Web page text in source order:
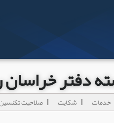
دفتر
خدمات شکایت صلاحیت